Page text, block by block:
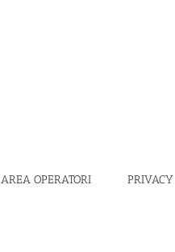
AREA OPERATORI PRIVACY